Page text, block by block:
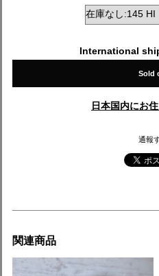
International
Sold
日本国内にお
通報
関連商品